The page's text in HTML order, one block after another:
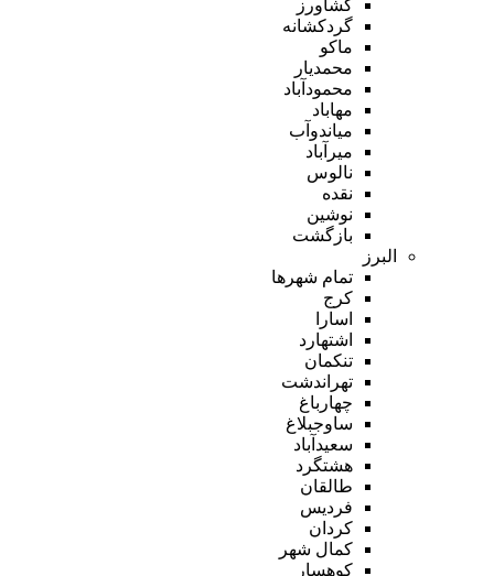
کشاورز
گردکشانه
ماکو
محمدیار
محمودآباد
مهاباد
میاندوآب
میرآباد
نالوس
نقده
نوشین
بازگشت
البرز
تمام شهر‌ها
کرج
اسارا
اشتهارد
تنکمان
تهراندشت
چهارباغ
ساوجبلاغ
سعیدآباد
هشتگرد
طالقان
فردیس
کردان
کمال شهر
کوهسار